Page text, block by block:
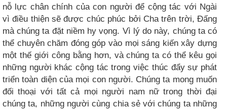
nỗ lực chân chính của con người để cộng tác với Ngài
vì điều thiện sẽ được chúc phúc bởi Cha trên trời, Đấng
mà chúng ta đặt niềm hy vọng. Vì lý do này, chúng ta có
thể chuyên chăm đóng góp vào mọi sáng kiến ​​xây dựng
một thế giới công bằng hơn, và chúng ta có thể kêu gọi
những người khác cộng tác trong việc thúc đẩy sự phát
triển toàn diện của mọi con người. Chúng ta mong muốn
đối thoại với tất cả mọi người nam nữ trong thời đại
chúng ta, những người cùng chia sẻ với chúng ta những